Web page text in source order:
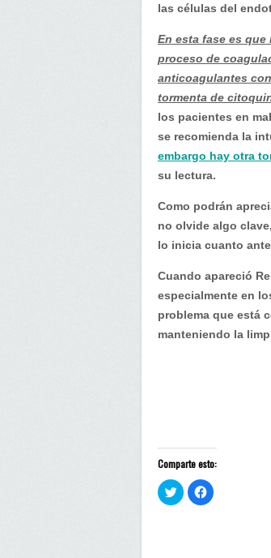
las células del
En esta fase es
proceso de
anticoagulantes
tormenta de
los pacientes en
se recomienda la
embargo hay otra
su lectura.
Como podrán
no olvide algo
lo inicia cuanto
Cuando apareció
especialmente en
problema que está
manteniendo la
Comparte esto:
H
a
H
a